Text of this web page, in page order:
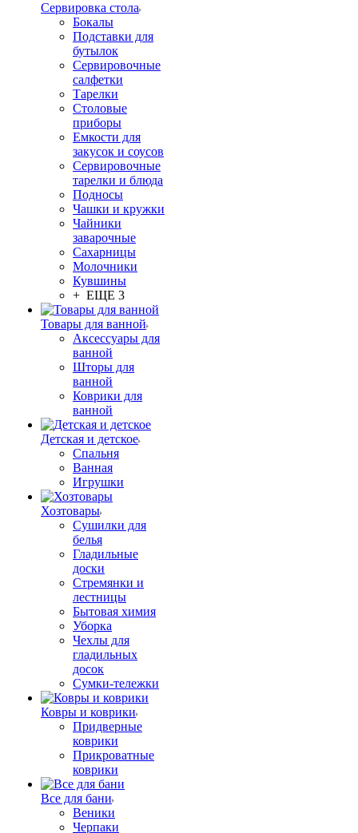
Сервировка стола
Бокалы
Подставки для
бутылок
Сервировочные
салфетки
Тарелки
Столовые
приборы
Емкости для
закусок и соусов
Сервировочные
тарелки и блюда
Подносы
Чашки и кружки
Чайники
заварочные
Сахарницы
Молочники
Кувшины
+ ЕЩЕ 3
Товары для ванной
Аксессуары для
ванной
Шторы для
ванной
Коврики для
ванной
Детская и детское
Спальня
Ванная
Игрушки
Хозтовары
Сушилки для
белья
Гладильные
доски
Стремянки и
лестницы
Бытовая химия
Уборка
Чехлы для
гладильных
досок
Сумки-тележки
Ковры и коврики
Придверные
коврики
Прикроватные
коврики
Все для бани
Веники
Черпаки